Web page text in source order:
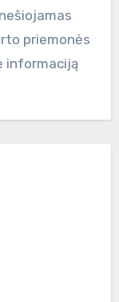
priemonės
informaciją